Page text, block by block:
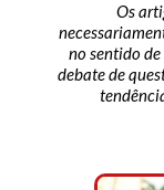
Os
no sentido
debate de